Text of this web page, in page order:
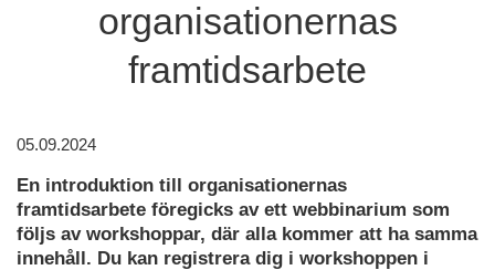
organisationernas
framtidsarbete
05.09.2024
En introduktion till organisationernas
framtidsarbete föregicks av ett webbinarium som
följs av workshoppar, där alla kommer att ha samma
innehåll. Du kan registrera dig i workshoppen i